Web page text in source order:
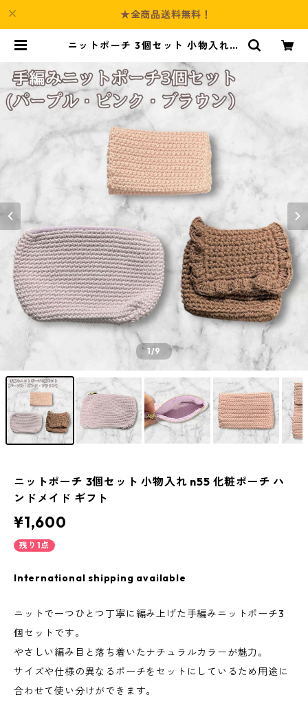
★全商品送料無料！
ニットポーチ 3個セット 小物入れ n
| Culture-Booth
1/9
ニットポーチ 3個セット 小物入れ n55 化粧ポーチ ハ
ンドメイド ギフト
¥1,600
残り1点
International shipping available
ニットで一つひとつ丁寧に編み上げた手編みニットポーチ3
個セットです。
やさしい編み目と落ち着いたナチュラルカラーが魅力。
サイズや仕様の異なるポーチをセットにしているため用途に
合わせて使い分けができます。